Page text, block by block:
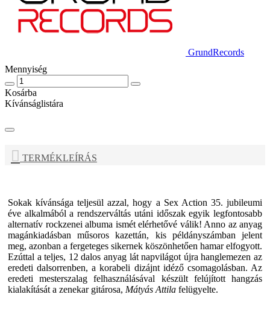
GrundRecords
Mennyiség
Kosárba
Kívánságlistára
TERMÉKLEÍRÁS
Sokak kívánsága teljesül azzal, hogy a Sex Action 35. jubileumi
éve alkalmából a rendszerváltás utáni időszak egyik legfontosabb
alternatív rockzenei albuma ismét elérhetővé válik! Anno az anyag
magánkiadásban műsoros kazettán, kis példányszámban jelent
meg, azonban a fergeteges sikernek köszönhetően hamar elfogyott.
Ezúttal a teljes, 12 dalos anyag lát napvilágot újra hanglemezen az
eredeti dalsorrenben, a korabeli dizájnt idéző csomagolásban. Az
eredeti mesterszalag felhasználásával készült felújított hangzás
kialakítását a zenekar gitárosa, Mátyás Attila felügyelte.